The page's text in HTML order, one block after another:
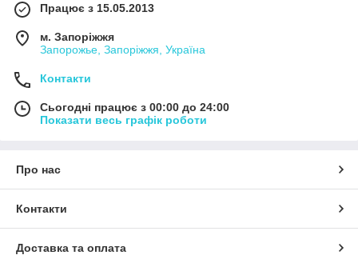
Працює з 15.05.2013
м. Запоріжжя
Запорожье, Запоріжжя, Україна
Контакти
Сьогодні працює з 00:00 до 24:00
Показати весь графік роботи
Про нас
Контакти
Доставка та оплата